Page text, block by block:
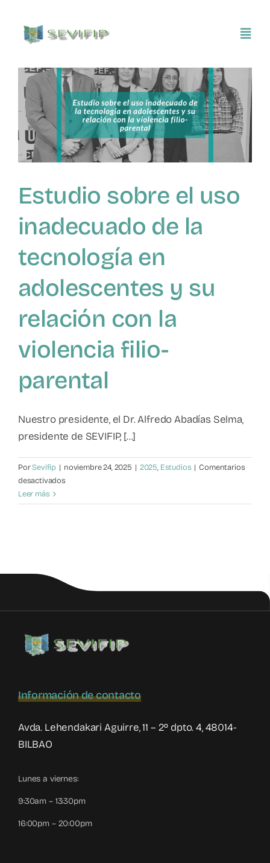
contenido
Inicio
Conócenos
Asociarse
SEVIFIP CONECTA
Mapa de recursos
Observatorio VFP
Estudio sobre el uso
inadecuado de la
tecnología en
adolescentes y su
relación con la
violencia filio-
parental
Nuestro presidente, el Dr. Alfredo Abadías Selma,
presidente de SEVIFIP, [...]
PorSevifip | noviembre 24, 2025 | 2025, Estudios | Comentarios
desactivadosen
sobre
tecnología
adolescentes
su
relación
violencia
Leer más
Información de contacto
Avda. Lehendakari Aguirre, 11 – 2º dpto. 4, 48014-
BILBAO
Lunes a viernes:
9:30am – 13:30pm
16:00pm – 20:00pm